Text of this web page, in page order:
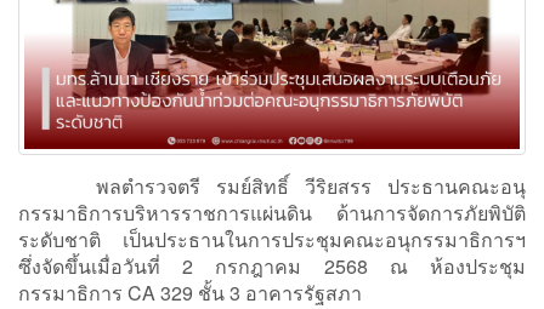
พลตำรวจตรี รมย์สิทธิ์ วีริยสรร ประธานคณะอนุ
กรรมาธิการบริหารราชการแผ่นดิน ด้านการจัดการภัยพิบัติ
ระดับชาติ เป็นประธานในการประชุมคณะอนุกรรมาธิการฯ
ซึ่งจัดขึ้นเมื่อวันที่ 2 กรกฎาคม 2568 ณ ห้องประชุม
กรรมาธิการ CA 329 ชั้น 3 อาคารรัฐสภา